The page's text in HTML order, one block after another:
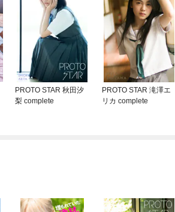
PROTO STAR 秋田汐
梨 complete
PROTO STAR 滝澤エ
リカ complete